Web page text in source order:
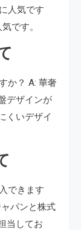
人気です
です。
か？ A: 華奢
デザインが
くいデザイ
できます
パンと株式
当してお